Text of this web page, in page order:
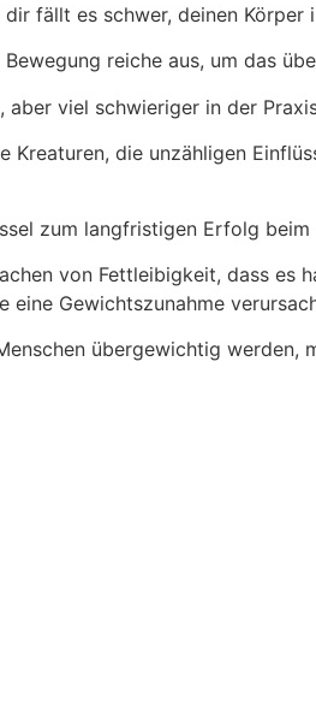
fällt es schwer, deinen Körper
reiche aus, um das
viel schwieriger in der
Kreaturen, die unzähligen
zum langfristigen Erfolg
von Fettleibigkeit, dass
eine Gewichtszunahme
übergewichtig